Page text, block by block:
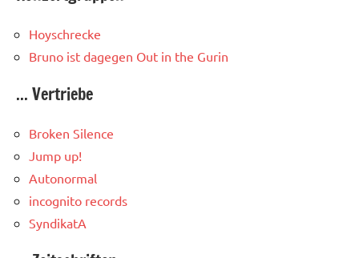
Hoyschrecke
Bruno ist dagegen Out in the Gurin
... Vertriebe
Broken Silence
Jump up!
Autonormal
incognito records
SyndikatA